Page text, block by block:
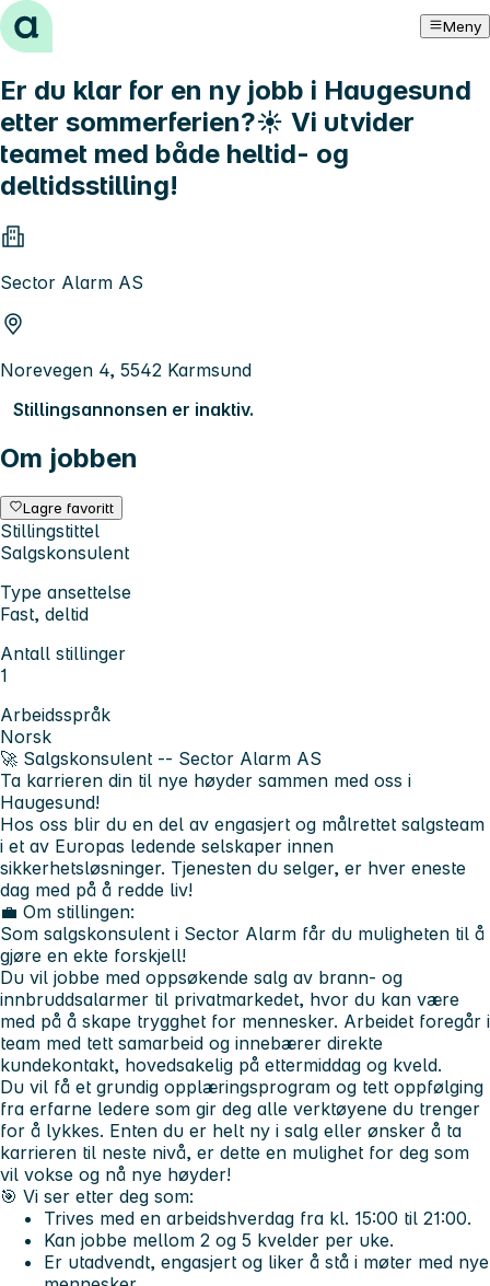
Hopp til innhold Meny
Er du klar for en ny jobb i Haugesund
etter sommerferien?☀️ Vi utvider
teamet med både heltid- og
deltidsstilling!
Sector Alarm AS
Norevegen 4, 5542 Karmsund
Stillingsannonsen er inaktiv.
Om jobben
Lagre favoritt
Stillingstittel
Salgskonsulent
Type ansettelse
Fast, deltid
Antall stillinger
1
Arbeidsspråk
Norsk
🚀 Salgskonsulent -- Sector Alarm AS
Ta karrieren din til nye høyder sammen med oss i
Haugesund!
Hos oss blir du en del av engasjert og målrettet salgsteam
i et av Europas ledende selskaper innen
sikkerhetsløsninger. Tjenesten du selger, er hver eneste
dag med på å redde liv!
💼 Om stillingen:
Som salgskonsulent i Sector Alarm får du muligheten til å
gjøre en ekte forskjell!
Du vil jobbe med oppsøkende salg av brann- og
innbruddsalarmer til privatmarkedet, hvor du kan være
med på å skape trygghet for mennesker. Arbeidet foregår i
team med tett samarbeid og innebærer direkte
kundekontakt, hovedsakelig på ettermiddag og kveld.
Du vil få et grundig opplæringsprogram og tett oppfølging
fra erfarne ledere som gir deg alle verktøyene du trenger
for å lykkes. Enten du er helt ny i salg eller ønsker å ta
karrieren til neste nivå, er dette en mulighet for deg som
vil vokse og nå nye høyder!
🎯 Vi ser etter deg som:
Trives med en arbeidshverdag fra kl. 15:00 til 21:00.
Kan jobbe mellom 2 og 5 kvelder per uke.
Er utadvendt, engasjert og liker å stå i møter med nye